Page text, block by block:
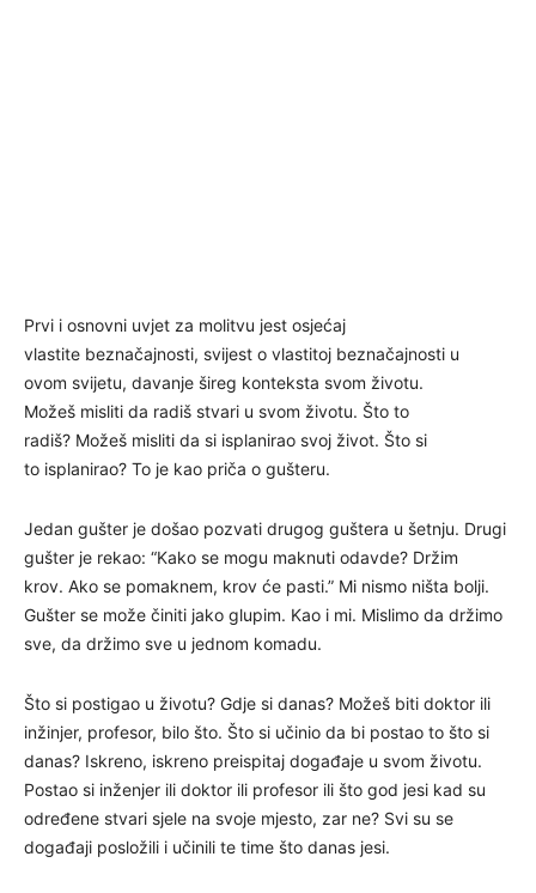
Prvi i osnovni uvjet za molitvu jest osjećaj
vlastite beznačajnosti, svijest o vlastitoj beznačajnosti u
ovom svijetu, davanje šireg konteksta svom životu.
Možeš misliti da radiš stvari u svom životu. Što to
radiš? Možeš misliti da si isplanirao svoj život. Što si
to isplanirao? To je kao priča o gušteru.
Jedan gušter je došao pozvati drugog guštera u šetnju. Drugi
gušter je rekao: “Kako se mogu maknuti odavde? Držim
krov. Ako se pomaknem, krov će pasti.” Mi nismo ništa bolji.
Gušter se može činiti jako glupim. Kao i mi. Mislimo da držimo
sve, da držimo sve u jednom komadu.
Što si postigao u životu? Gdje si danas? Možeš biti doktor ili
inžinjer, profesor, bilo što. Što si učinio da bi postao to što si
danas? Iskreno, iskreno preispitaj događaje u svom životu.
Postao si inženjer ili doktor ili profesor ili što god jesi kad su
određene stvari sjele na svoje mjesto, zar ne? Svi su se
događaji posložili i učinili te time što danas jesi.